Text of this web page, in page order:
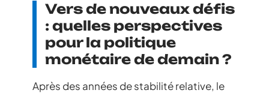
Vers de nouveaux défis
: quelles perspectives
pour la politique
monétaire de demain ?
Après des années de stabilité relative, le